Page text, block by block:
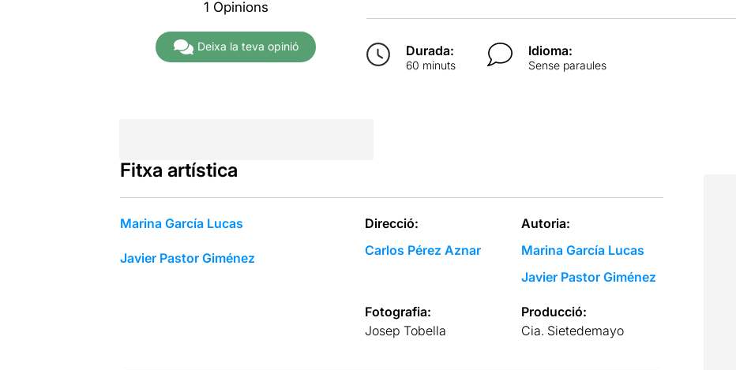
1 Opinions
Deixa la teva opinió Durada:
60 minuts
Idioma:
Sense paraules
Fitxa artística
Marina García Lucas
Javier Pastor Giménez
Direcció:
Carlos Pérez Aznar
Autoria:
Marina García Lucas
Javier Pastor Giménez
Fotografia:
Josep Tobella
Producció:
Cia. Sietedemayo